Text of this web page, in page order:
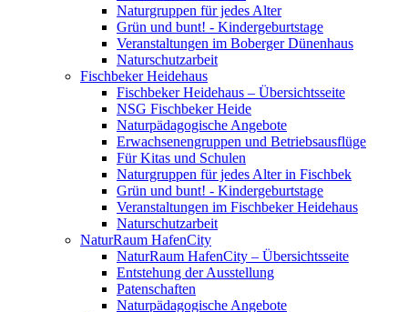
Naturgruppen für jedes Alter
Grün und bunt! - Kindergeburtstage
Veranstaltungen im Boberger Dünenhaus
Naturschutzarbeit
Fischbeker Heidehaus
Fischbeker Heidehaus – Übersichtsseite
NSG Fischbeker Heide
Naturpädagogische Angebote
Erwachsenengruppen und Betriebsausflüge
Für Kitas und Schulen
Naturgruppen für jedes Alter in Fischbek
Grün und bunt! - Kindergeburtstage
Veranstaltungen im Fischbeker Heidehaus
Naturschutzarbeit
NaturRaum HafenCity
NaturRaum HafenCity – Übersichtsseite
Entstehung der Ausstellung
Patenschaften
Naturpädagogische Angebote